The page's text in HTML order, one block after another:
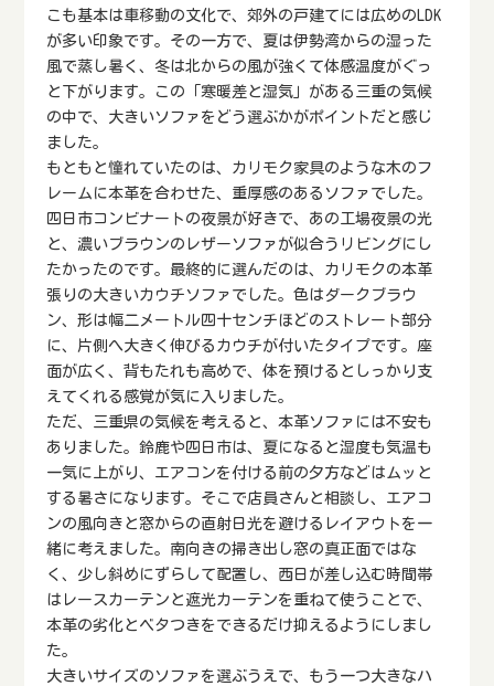
こも基本は車移動の文化で、郊外の戸建てには広めのLDK
が多い印象です。その一方で、夏は伊勢湾からの湿った
風で蒸し暑く、冬は北からの風が強くて体感温度がぐっ
と下がります。この「寒暖差と湿気」がある三重の気候
の中で、大きいソファをどう選ぶかがポイントだと感じ
ました。
もともと憧れていたのは、カリモク家具のような木のフ
レームに本革を合わせた、重厚感のあるソファでした。
四日市コンビナートの夜景が好きで、あの工場夜景の光
と、濃いブラウンのレザーソファが似合うリビングにし
たかったのです。最終的に選んだのは、カリモクの本革
張りの大きいカウチソファでした。色はダークブラウ
ン、形は幅二メートル四十センチほどのストレート部分
に、片側へ大きく伸びるカウチが付いたタイプです。座
面が広く、背もたれも高めで、体を預けるとしっかり支
えてくれる感覚が気に入りました。
ただ、三重県の気候を考えると、本革ソファには不安も
ありました。鈴鹿や四日市は、夏になると湿度も気温も
一気に上がり、エアコンを付ける前の夕方などはムッと
する暑さになります。そこで店員さんと相談し、エアコ
ンの風向きと窓からの直射日光を避けるレイアウトを一
緒に考えました。南向きの掃き出し窓の真正面ではな
く、少し斜めにずらして配置し、西日が差し込む時間帯
はレースカーテンと遮光カーテンを重ねて使うことで、
本革の劣化とベタつきをできるだけ抑えるようにしまし
た。
大きいサイズのソファを選ぶうえで、もう一つ大きなハ